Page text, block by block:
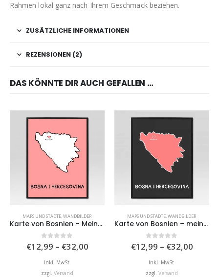
Rahmen lokal ganz nach Ihrem Geschmack beziehen.
ZUSÄTZLICHE INFORMATIONEN
REZENSIONEN (2)
DAS KÖNNTE DIR AUCH GEFALLEN …
MAPS UND STÄDTE,WANDBILDER
Karte von Bosnien – Meine Stadt
0von 5
€12,99 – €32,00Preisspanne:
Inkl. MwSt.
zzgl. Versand
MAPS UND STÄDTE,WANDBILDER
Karte von Bosnien – meine Stadt II
0von 5
€12,99 – €32,00
Inkl. MwSt.
zzgl. Versand